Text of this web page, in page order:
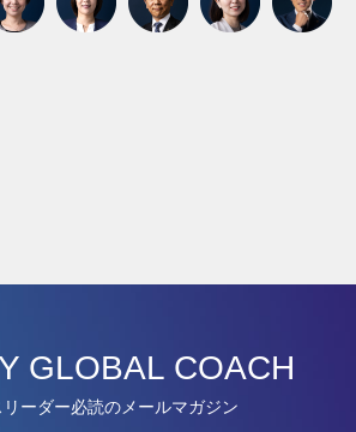
GLOBAL COACH
リーダー必読のメールマガジン